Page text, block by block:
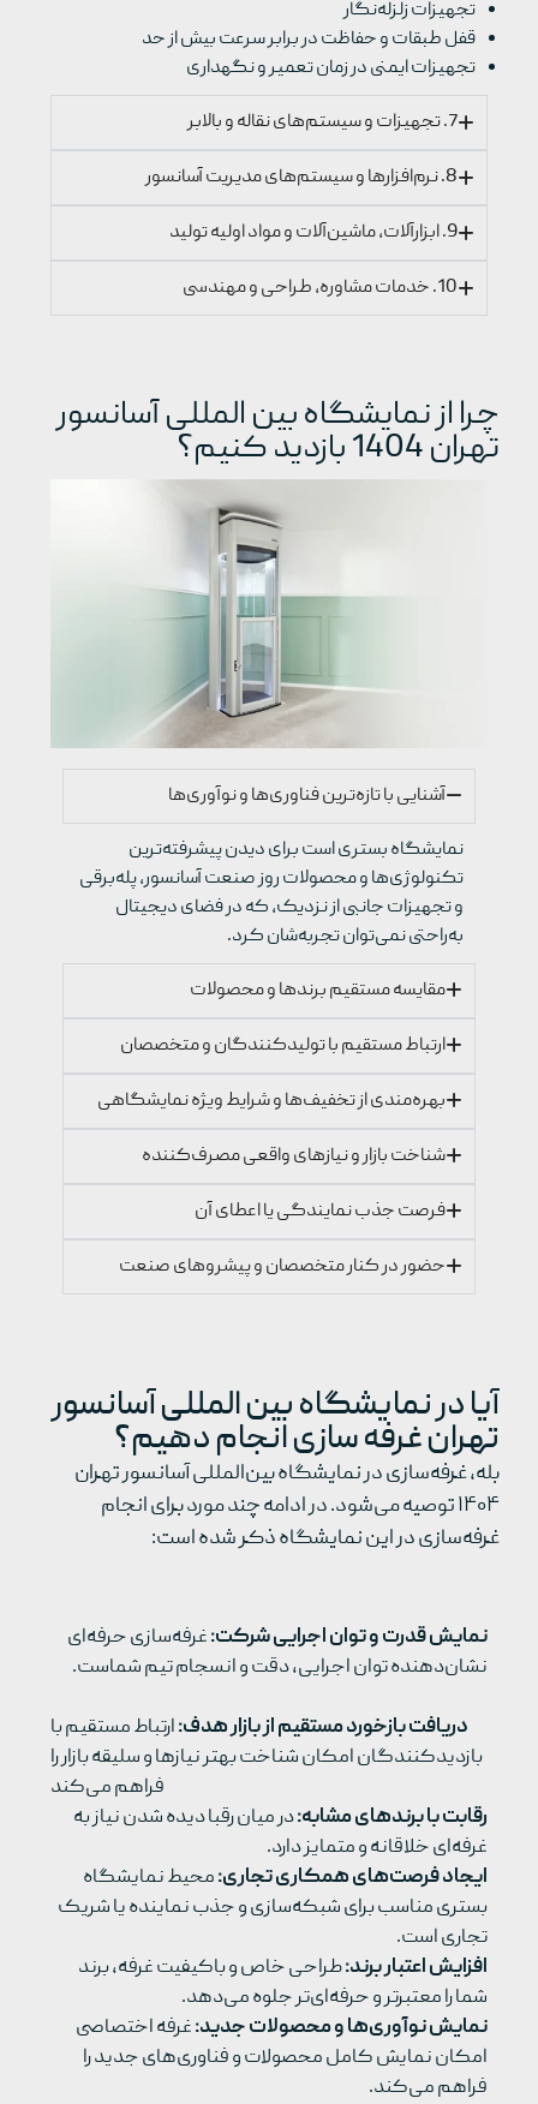
تجهیزات زلزله‌نگار
قفل طبقات و حفاظت در برابر سرعت بیش از حد
تجهیزات ایمنی در زمان تعمیر و نگهداری
7. تجهیزات و سیستم‌های نقاله و بالابر
8. نرم‌افزارها و سیستم‌های مدیریت آسانسور
9. ابزارآلات، ماشین‌آلات و مواد اولیه تولید
10. خدمات مشاوره، طراحی و مهندسی
چرا از نمایشگاه بین المللی آسانسور
تهران 1404 بازدید کنیم؟
آشنایی با تازه‌ترین فناوری‌ها و نوآوری‌ها
نمایشگاه بستری است برای دیدن پیشرفته‌ترین
تکنولوژی‌ها و محصولات روز صنعت آسانسور، پله‌برقی
و تجهیزات جانبی از نزدیک، که در فضای دیجیتال
به‌راحتی نمی‌توان تجربه‌شان کرد.
مقایسه مستقیم برندها و محصولات
ارتباط مستقیم با تولیدکنندگان و متخصصان
بهره‌مندی از تخفیف‌ها و شرایط ویژه نمایشگاهی
شناخت بازار و نیازهای واقعی مصرف‌کننده
فرصت جذب نمایندگی یا اعطای آن
حضور در کنار متخصصان و پیشروهای صنعت
آیا در نمایشگاه بین المللی آسانسور
تهران غرفه سازی انجام دهیم؟
بله، غرفه‌سازی در نمایشگاه بین‌المللی آسانسور تهران
۱۴۰۴ توصیه می‌شود. در ادامه چند مورد برای انجام
غرفه‌سازی در این نمایشگاه ذکر شده است:
نمایش قدرت و توان اجرایی شرکت:غرفه‌سازی حرفه‌ای
نشان‌دهنده توان اجرایی، دقت و انسجام تیم شماست.
دریافت بازخورد مستقیم از بازار هدف:ارتباط مستقیم با
بازدیدکنندگان امکان شناخت بهتر نیازها و سلیقه بازار را
فراهم می‌کند
رقابت با برندهای مشابه:در میان رقبا دیده شدن نیاز به
غرفه‌ای خلاقانه و متمایز دارد.
ایجاد فرصت‌های همکاری تجاری:محیط نمایشگاه
بستری مناسب برای شبکه‌سازی و جذب نماینده یا شریک
تجاری است.
افزایش اعتبار برند:طراحی خاص و باکیفیت غرفه، برند
شما را معتبرتر و حرفه‌ای‌تر جلوه می‌دهد.
نمایش نوآوری‌ها و محصولات جدید:غرفه اختصاصی
امکان نمایش کامل محصولات و فناوری‌های جدید را
فراهم می‌کند.